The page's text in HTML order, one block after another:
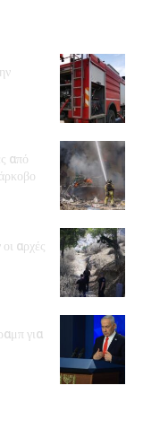
από
αρχές
για